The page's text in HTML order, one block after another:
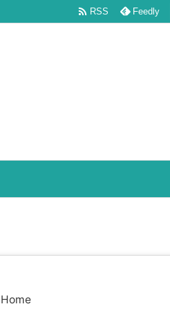
 RSS Feedly
Home